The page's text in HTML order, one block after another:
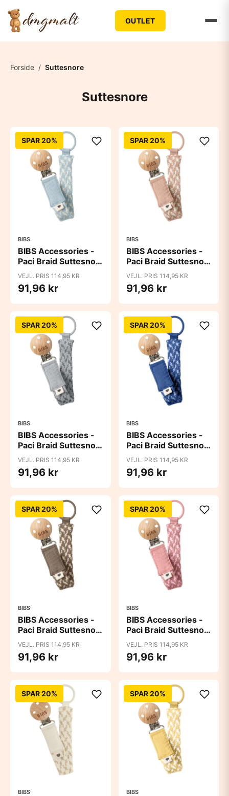
OUTLET
Forside / Suttesnore
Suttesnore
SPAR 20%
BIBS
BIBS Accessories -
Paci Braid Suttesnor
- Baby Blue/Ivory
VEJL. PRIS 114,95 KR
91,96 kr
SPAR 20%
BIBS
BIBS Accessories -
Paci Braid Suttesnor
- Blush/Ivory
VEJL. PRIS 114,95 KR
91,96 kr
SPAR 20%
BIBS
BIBS Accessories -
Paci Braid Suttesnor
- Cloud/Iron
VEJL. PRIS 114,95 KR
91,96 kr
SPAR 20%
BIBS
BIBS Accessories -
Paci Braid Suttesnor
- Cornflower/Dusty
Blue
VEJL. PRIS 114,95 KR
91,96 kr
SPAR 20%
BIBS
BIBS Accessories -
Paci Braid Suttesnor
- Dark Oak/Vanilla
VEJL. PRIS 114,95 KR
91,96 kr
SPAR 20%
BIBS
BIBS Accessories -
Paci Braid Suttesnor
- Dusty Pink/Baby
Pink
VEJL. PRIS 114,95 KR
91,96 kr
SPAR 20%
BIBS
SPAR 20%
BIBS